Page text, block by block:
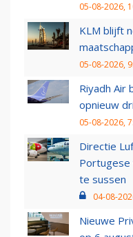
05-08-2026,
KLM blijft
05-08-2026,
Riyadh Air
opnieuw
05-08-2026,
Directie
Portugese
te sussen
04-08-
Nieuwe